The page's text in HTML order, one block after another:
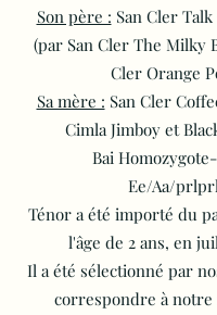
Son père : San Cler
(par San Cler The Milky
Cler Orange
Sa mère : San Cler
Cimla Jimboy et
Bai
Ee/Aa/
Ténor a été importé du
l'âge de 2 ans, en
Il a été sélectionné par
correspondre à notre